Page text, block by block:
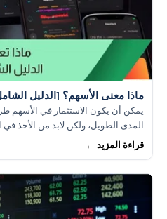
ماذا معنى الأسهم؟ [الدليل
يمكن أن يكون الاستثمار في الأسهم
المدى الطويل، ولكن لابد من الأخذ في
قراءة المزيد ←